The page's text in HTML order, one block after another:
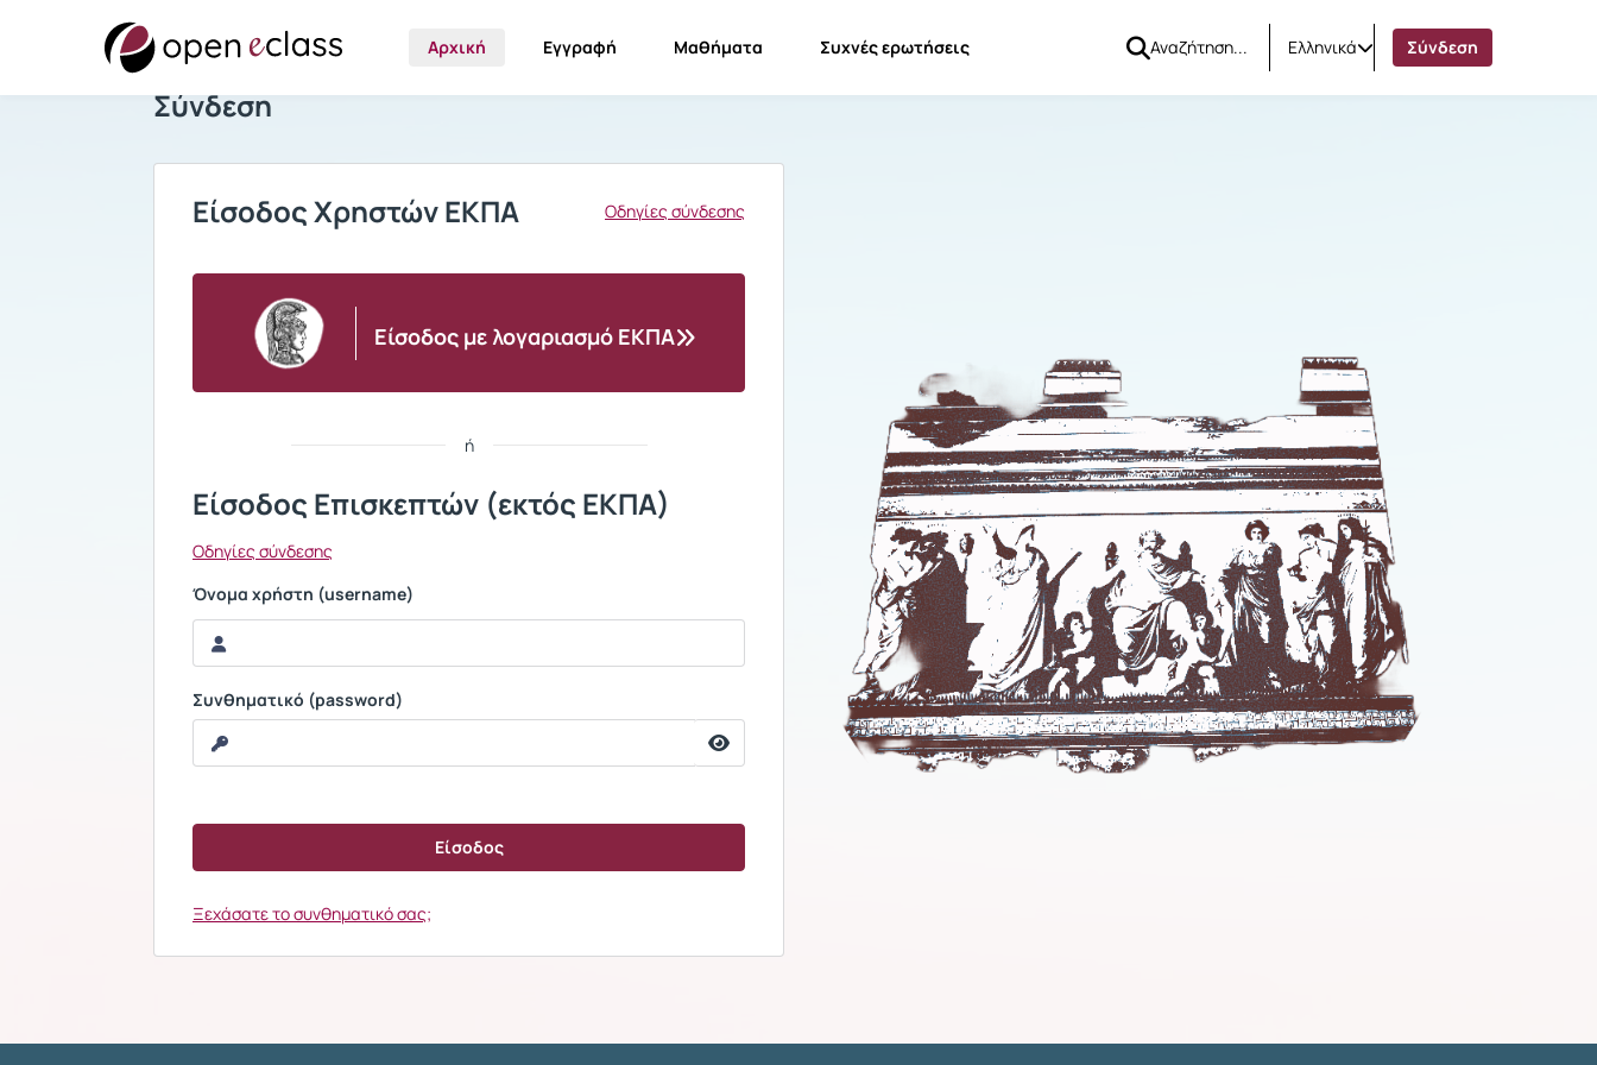
Αρχική Εγγραφή Μαθήματα Συχνές ερωτήσεις Ελληνικά Σύνδεση
Σύνδεση
Είσοδος Χρηστών ΕΚΠΑ Οδηγίες σύνδεσης
Είσοδος με λογαριασμό ΕΚΠΑ
ή
Είσοδος Επισκεπτών (εκτός ΕΚΠΑ)
Οδηγίες σύνδεσης
Όνομα χρήστη (username)
Συνθηματικό (password)
Ξεχάσατε το συνθηματικό σας;